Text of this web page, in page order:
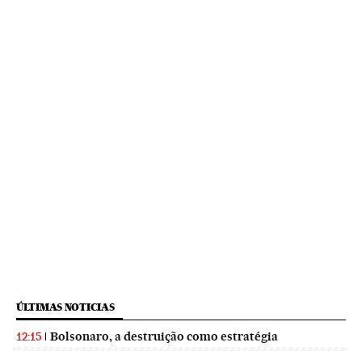
ÚLTIMAS NOTICIAS
12:15 Bolsonaro, a destruição como estratégia